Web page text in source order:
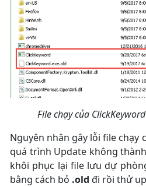
File chạy của
Nguyên nhân gây lỗi file chạy
quá trình Update không
khôi phục lại file lưu dự
bằng cách bỏ .old đi rồi thử